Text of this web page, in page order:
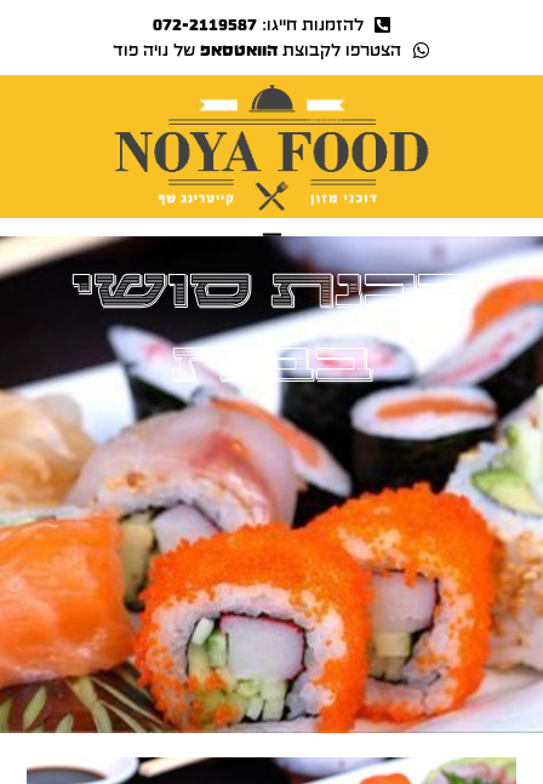
להזמנות חייגו:072-2119587
הצטרפו לקבוצתהוואטסאפשל נויה פוד
הכנת סושי
בבית